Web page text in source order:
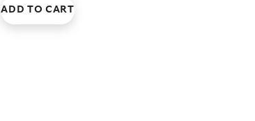
ADD TO CART